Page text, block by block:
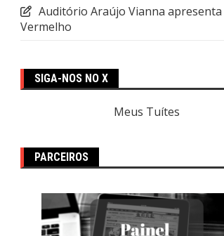
Auditório Araújo Vianna
Vermelho
SIGA-NOS NO X
Meus Tuítes
PARCEIROS